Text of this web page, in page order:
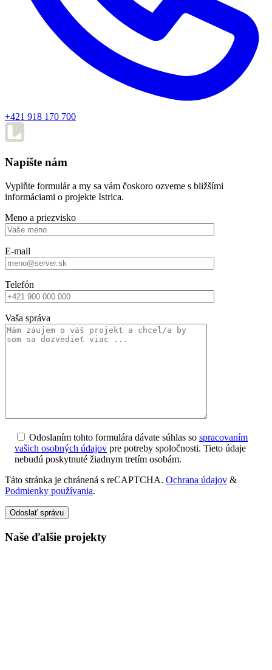
+421 918 170 700
Napíšte nám
Vyplňte formulár a my sa vám čoskoro ozveme s bližšími
informáciami o projekte Istrica.
Meno a priezvisko
E-mail
Telefón
Vaša správa
Odoslaním tohto formulára dávate súhlas so spracovaním
vašich osobných údajov pre potreby spoločnosti. Tieto údaje
nebudú poskytnuté žiadnym tretím osobám.
Táto stránka je chránená s reCAPTCHA. Ochrana údajov &
Podmienky používania.
Odoslať správu
Naše ďalšie projekty